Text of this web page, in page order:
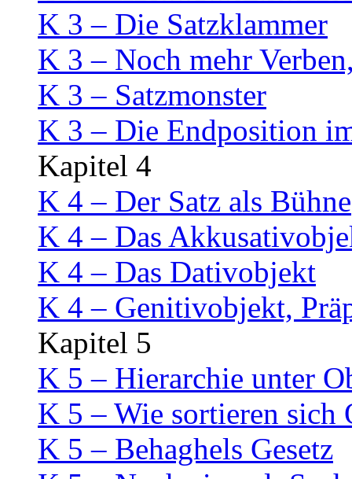
K 3 – Die Satzklammer
K 3 – Noch mehr
K 3 – Satzmonster
K 3 – Die Endposition
Kapitel 4
K 4 – Der Satz als Bühne
K 4 – Das
K 4 – Das Dativobjekt
K 4 – Genitivobjekt,
Kapitel 5
K 5 – Hierarchie unter
K 5 – Wie sortieren sich
K 5 – Behaghels Gesetz